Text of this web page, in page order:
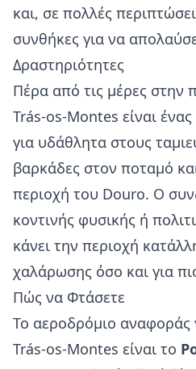
και, σε πολλές
συνθήκες για να
Δραστηριότητες
Πέρα από τις μέρες στην
Trás-os-Montes είναι
για υδάθλητα στους
βαρκάδες στον ποταμό
περιοχή του Douro. Ο
κοντινής φυσικής ή
κάνει την περιοχή
χαλάρωσης όσο και για
Πώς να Φτάσετε
Το αεροδρόμιο αναφοράς
Trás-os-Montes είναι το